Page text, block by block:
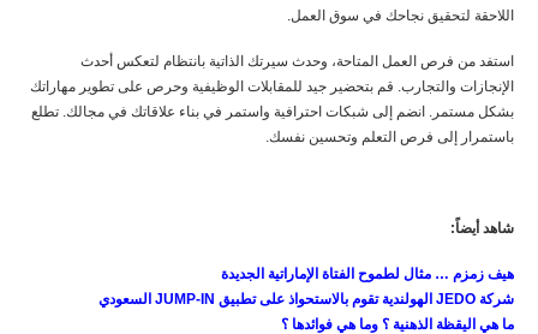
اللاحقة لتحقيق نجاحك في سوق العمل.
استفد من فرص العمل المتاحة، وحدث سيرتك الذاتية بانتظام لتعكس أحدث
الإنجازات والتجارب. قم بتحضير جيد للمقابلات الوظيفية وحرص على تطوير مهاراتك
بشكل مستمر. انضم إلى شبكات احترافية واستمر في بناء علاقاتك في مجالك. تطلع
باستمرار إلى فرص التعلم وتحسين نفسك.
شاهد أيضاً:
هيف زمزم … مثال لطموح الفتاة الإماراتية الجديدة
شركة
الهولندية تقوم بالاستحواذ على تطبيق
السعودي
ما هي اليقظة الذهنية ؟ وما هي فوائدها ؟